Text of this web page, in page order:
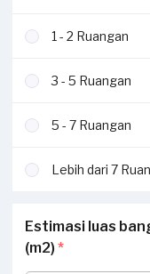
1 - 2 Ruangan
3 - 5 Ruangan
5 - 7 Ruangan
Lebih dari 7
Estimasi luas
(m2) *